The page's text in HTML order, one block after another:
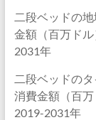
二段ベッドの
金額（百万ド
2031年
二段ベッドの
消費金額（百万
2019-2031年